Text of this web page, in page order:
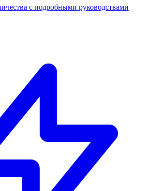
с подробными руководствами